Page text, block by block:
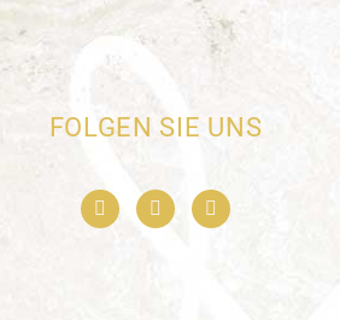
FOLGEN SIE UNS